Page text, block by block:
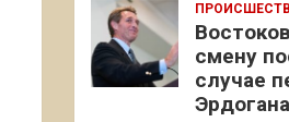
смену
случае
Эрдогана